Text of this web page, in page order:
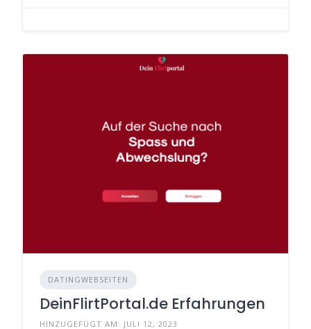
DATINGWEBSEITEN
DeinFlirtPortal.de Erfahrungen
HINZUGEFÜGT AM: JULI 12, 2023